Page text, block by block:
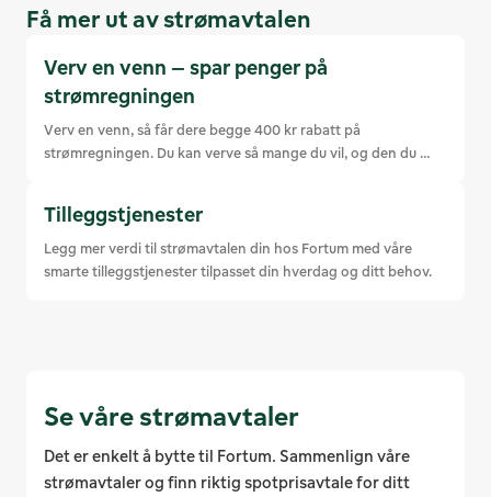
Få mer ut av strømavtalen
Verv en venn – spar penger på
strømregningen
Verv en venn, så får dere begge 400 kr rabatt på
strømregningen. Du kan verve så mange du vil, og den du
Tilleggstjenester
Legg mer verdi til strømavtalen din hos Fortum med våre
smarte tilleggstjenester tilpasset din hverdag og ditt behov.
Se våre strømavtaler
Det er enkelt å bytte til Fortum. Sammenlign våre
strømavtaler og finn riktig spotprisavtale for ditt